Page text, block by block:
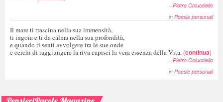
--Pietro Colucciello
in Poesie personali
Il mare ti trascina nella sua immensità,
ti ingoia e ti da calma nella sua profondità,
e quando ti senti avvolgere tra le sue onde
e cerchi di raggiungere la riva capisci la vera essenza della Vita. (continua)
--Pietro Colucciello
in Poesie personali